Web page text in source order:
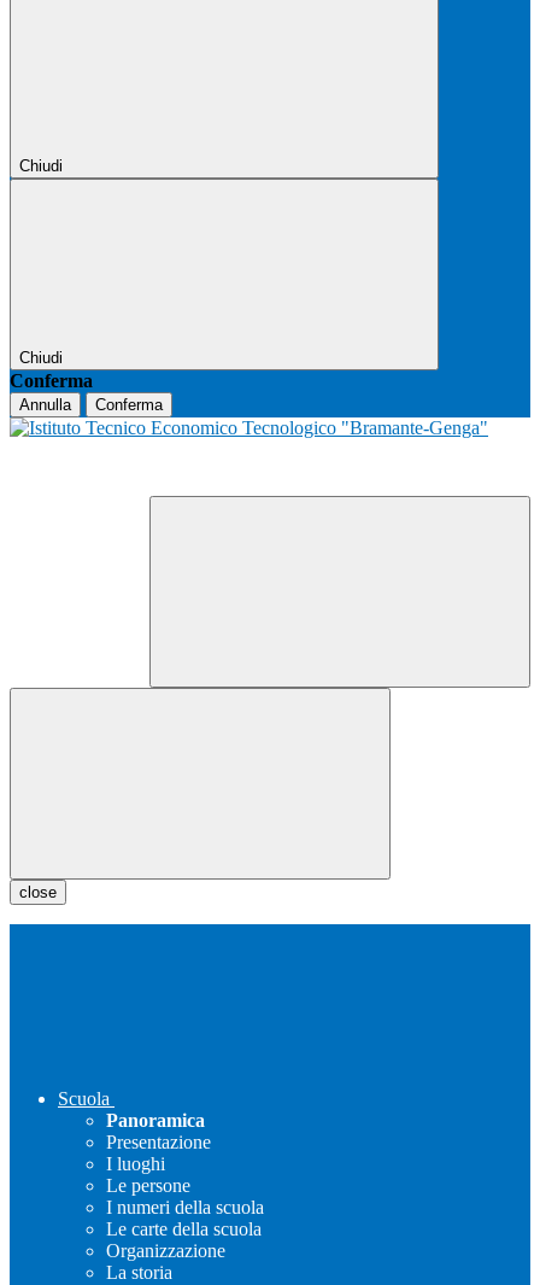
Chiudi
Chiudi
Conferma
Annulla Conferma
close
Scuola
Panoramica
Presentazione
I luoghi
Le persone
I numeri della scuola
Le carte della scuola
Organizzazione
La storia